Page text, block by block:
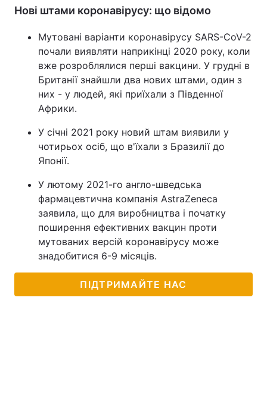
Нові штами коронавірусу: що відомо
Мутовані варіанти коронавірусу SARS-CoV-2
почали виявляти наприкінці 2020 року, коли
вже розроблялися перші вакцини. У грудні в
Британії знайшли два нових штами, один з
них - у людей, які приїхали з Південної
Африки.
У січні 2021 року новий штам виявили у
чотирьох осіб, що в'їхали з Бразилії до
Японії.
У лютому 2021-го англо-шведська
фармацевтична компанія AstraZeneca
заявила, що для виробництва і початку
поширення ефективних вакцин проти
мутованих версій коронавірусу може
знадобитися 6-9 місяців.
ПІДТРИМАЙТЕ НАС